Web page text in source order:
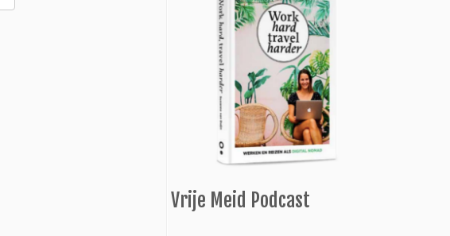
Vrije Meid Podcast